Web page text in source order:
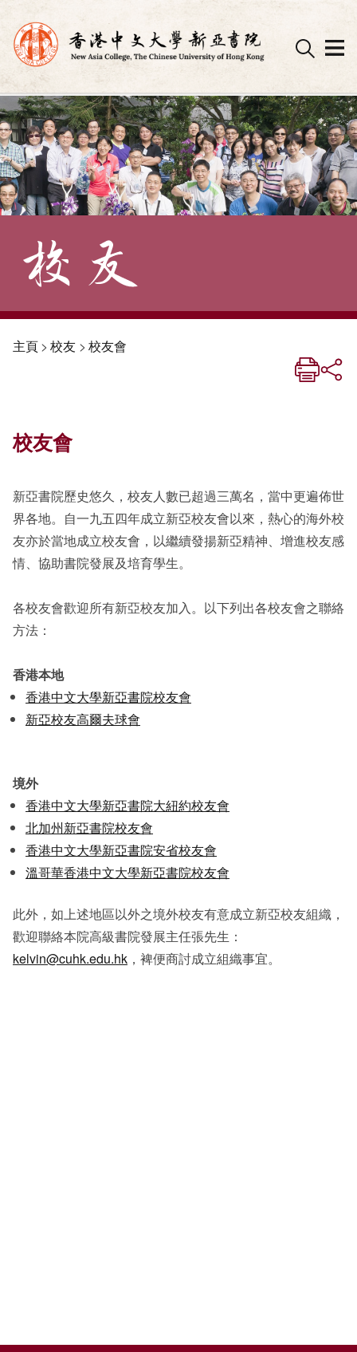
Skip
to
content
主頁> 校友 > 校友會
校友會
新亞書院歷史悠久，校友人數已超過三萬名，當中更遍佈世
界各地。自一九五四年成立新亞校友會以來，熱心的海外校
友亦於當地成立校友會，以繼續發揚新亞精神、增進校友感
情、協助書院發展及培育學生。
各校友會歡迎所有新亞校友加入。以下列出各校友會之聯絡
方法：
香港本地
香港中文大學新亞書院校友會
新亞校友高爾夫球會
境外
香港中文大學新亞書院大紐約校友會
北加州新亞書院校友會
香港中文大學新亞書院安省校友會
溫哥華香港中文大學新亞書院校友會
此外，如上述地區以外之境外校友有意成立新亞校友組織，
歡迎聯絡本院高級書院發展主任張先生：
kelvin@cuhk.edu.hk ，裨便商討成立組織事宜。